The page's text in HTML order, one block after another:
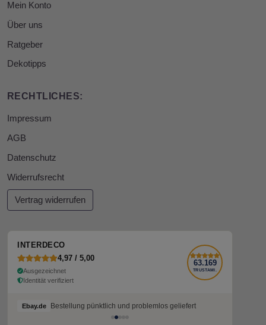
Mein Konto
Über uns
Ratgeber
Dekotipps
RECHTLICHES:
Impressum
AGB
Datenschutz
Widerrufsrecht
Vertrag widerrufen
INTERDECO
4,97 / 5,00
Ausgezeichnet
Identität verifiziert
63.169
TRUSTAMI.
Ebay.de Bestellung pünktlich und problemlos geliefert